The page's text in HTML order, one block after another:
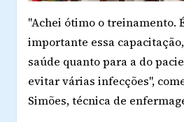
"Achei ótimo o treinamento.
importante essa
saúde quanto para a do
evitar várias infecções",
Simões, técnica de